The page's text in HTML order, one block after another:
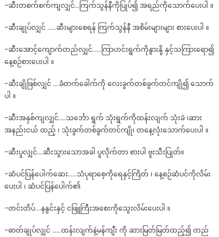
-ဆီးတစက်စက်ကျလျှင်…ကြက်သွန်နီကိုပြုပ်၍ အရည်ကိုသောက်ပေးပါ ။
-ဆီးချုပ်လျှင် ……ဆီးများစေရန် ကြက်သွန်နီ အစိမ်းများများ စားပေးပါ ။
-ဆီးအောင့်ကျောက်တည်လျှင်……ကြာဟင်းရွက်ကိုနွားနို့ နှင့်သကြားရော၍
နေ့စဉ်စားပေးပါ ။
-ဆီးချိုဖြစ်လျှင် ….ခံတက်ခေါက်ကို လေးခွက်တစ်ခွက်တင်ကျို၍ သောက်
ပါ ။
-ဆီးအနှစ်ကျလျှင်…..သင်္ဘော ရွက် သုံးရွက်ကိုထန်းလျက် သုံးခဲ ၊ဆား
အနည်းငယ် ထည့် ၊ သုံးခွက်တစ်ခွက်တင်ကျို၊ တနေ့လုံးသောက်ပေးပါ ။
-ဆီးပူလျှင်….ဆီးသွားသောအခါ ပူလိုက်တာ စားပါ ဗူးသီးပြုတ်။
-ဆံပင်ပြန်ပေါက်ဆေး……သံပုရာစေ့ကိုရေနှင့်ကြိတ် ၊ နေ့စဉ်ဆံပင်ကိုလိမ်း
ပေးပါ ၊ ဆံပင်ပြန်ပေါက်၏
-တင်းတိပ်….နနွင်းနှင့် ငဖြူကြီးအစေးကိုသွေးလိမ်းပေးပါ ။
-ဓာတ်ချုပ်လျှင် ……ထန်းလျက်နဲ့မန်ကျီး ကို ဆားမြတ်မြတ်ထည့်၍ တည်